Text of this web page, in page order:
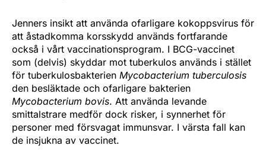
Jenners insikt att använda ofarligare kokoppsvirus för
att åstadkomma korsskydd används fortfarande
också i vårt vaccinationsprogram. I BCG-vaccinet
som (delvis) skyddar mot tuberkulos används i stället
för tuberkulosbakterien Mycobacterium tuberculosis
den besläktade och ofarligare bakterien
Mycobacterium bovis. Att använda levande
smittalstrare medför dock risker, i synnerhet för
personer med försvagat immunsvar. I värsta fall kan
de insjukna av vaccinet.